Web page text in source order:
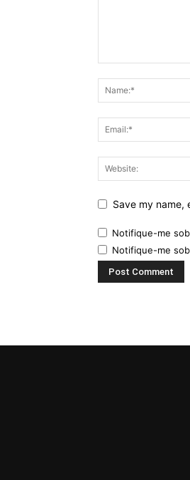
Save my name,
Notifique-me
Notifique-me